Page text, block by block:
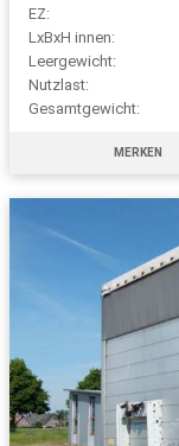
EZ:
LxBxH innen:
Leergewicht:
Nutzlast:
Gesamtgewicht:
MERKEN